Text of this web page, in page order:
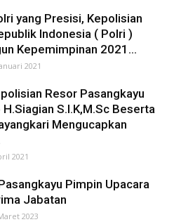
yang Presisi, Kepolisian
Indonesia ( Polri )
Kepemimpinan 2021...
2021
Resor Pasangkayu
H.Siagian S.I.K,M.Sc Beserta
Mengucapkan
2021
Pimpin Upacara
Jabatan
2023